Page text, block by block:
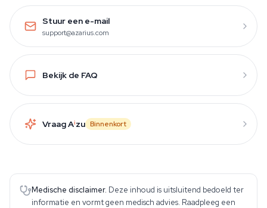
Stuur een e-mail
support@azarius.com
Bekijk de FAQ
Vraag Aizu Binnenkort
Medische disclaimer. Deze inhoud is uitsluitend bedoeld ter
informatie en vormt geen medisch advies. Raadpleeg een